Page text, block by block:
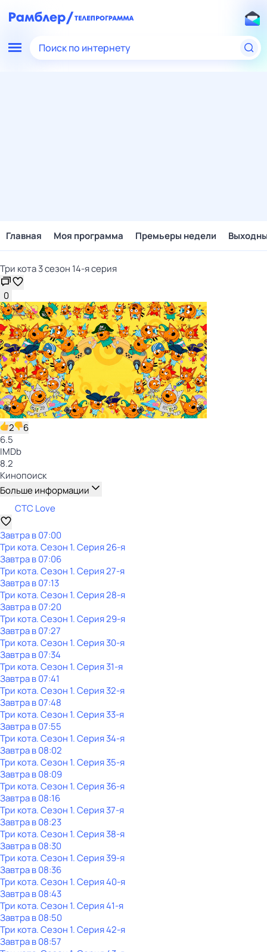
Поиск по интернету
Главная Моя программа Премьеры недели
Три кота 3 сезон 14-я серия
0
2
6
6.5
IMDb
8.2
Кинопоиск
Больше информации
СТС Love
Завтра в 07:00
Три кота. Сезон 1. Серия 26-я
Завтра в 07:06
Три кота. Сезон 1. Серия 27-я
Завтра в 07:13
Три кота. Сезон 1. Серия 28-я
Завтра в 07:20
Три кота. Сезон 1. Серия 29-я
Завтра в 07:27
Три кота. Сезон 1. Серия 30-я
Завтра в 07:34
Три кота. Сезон 1. Серия 31-я
Завтра в 07:41
Три кота. Сезон 1. Серия 32-я
Завтра в 07:48
Три кота. Сезон 1. Серия 33-я
Завтра в 07:55
Три кота. Сезон 1. Серия 34-я
Завтра в 08:02
Три кота. Сезон 1. Серия 35-я
Завтра в 08:09
Три кота. Сезон 1. Серия 36-я
Завтра в 08:16
Три кота. Сезон 1. Серия 37-я
Завтра в 08:23
Три кота. Сезон 1. Серия 38-я
Завтра в 08:30
Три кота. Сезон 1. Серия 39-я
Завтра в 08:36
Три кота. Сезон 1. Серия 40-я
Завтра в 08:43
Три кота. Сезон 1. Серия 41-я
Завтра в 08:50
Три кота. Сезон 1. Серия 42-я
Завтра в 08:57